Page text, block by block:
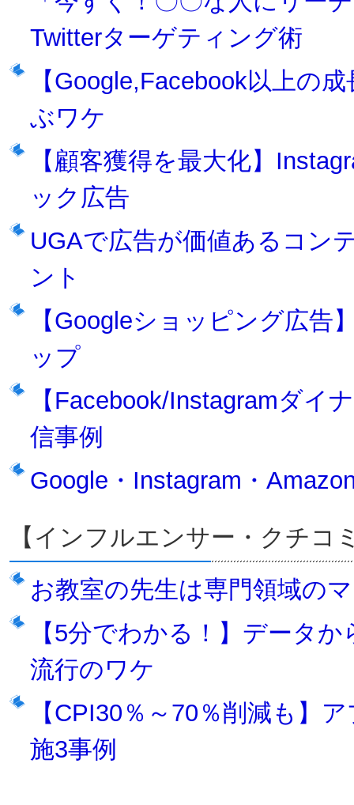
Twitterターゲティング術
【Google,Facebook以上の
ぶワケ
【顧客獲得を最大化】
ック広告
UGAで広告が価値あるコン
ント
【Googleショッピング広告
ップ
【Facebook/Instagramダイ
信事例
Google・Instagram・
【インフルエンサー・クチコ
お教室の先生は専門領域の
【5分でわかる！】データ
流行のワケ
【CPI30％～70％削減も】
施3事例